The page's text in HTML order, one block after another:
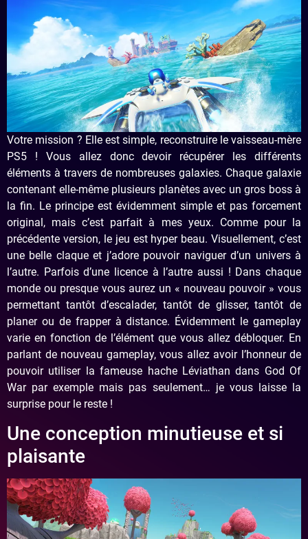
Votre mission ? Elle est simple, reconstruire le vaisseau-mère
PS5 ! Vous allez donc devoir récupérer les différents
éléments à travers de nombreuses galaxies. Chaque galaxie
contenant elle-même plusieurs planètes avec un gros boss à
la fin. Le principe est évidemment simple et pas forcement
original, mais c’est parfait à mes yeux. Comme pour la
précédente version, le jeu est hyper beau. Visuellement, c’est
une belle claque et j’adore pouvoir naviguer d’un univers à
l’autre. Parfois d’une licence à l’autre aussi ! Dans chaque
monde ou presque vous aurez un « nouveau pouvoir » vous
permettant tantôt d’escalader, tantôt de glisser, tantôt de
planer ou de frapper à distance. Évidemment le gameplay
varie en fonction de l’élément que vous allez débloquer. En
parlant de nouveau gameplay, vous allez avoir l’honneur de
pouvoir utiliser la fameuse hache Léviathan dans God Of
War par exemple mais pas seulement… je vous laisse la
surprise pour le reste !
Une conception minutieuse et si
plaisante